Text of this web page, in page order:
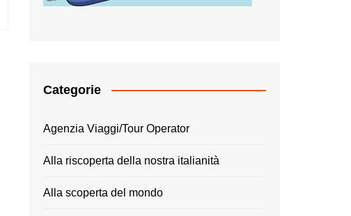
Categorie
Agenzia Viaggi/Tour Operator
Alla riscoperta della nostra italianità
Alla scoperta del mondo